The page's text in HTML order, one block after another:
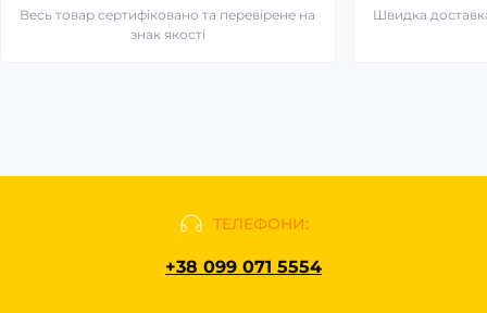
Весь товар сертифіковано та перевірене на
знак якості
Швидка
ТЕЛЕФОНИ:
+38 099 071 5554